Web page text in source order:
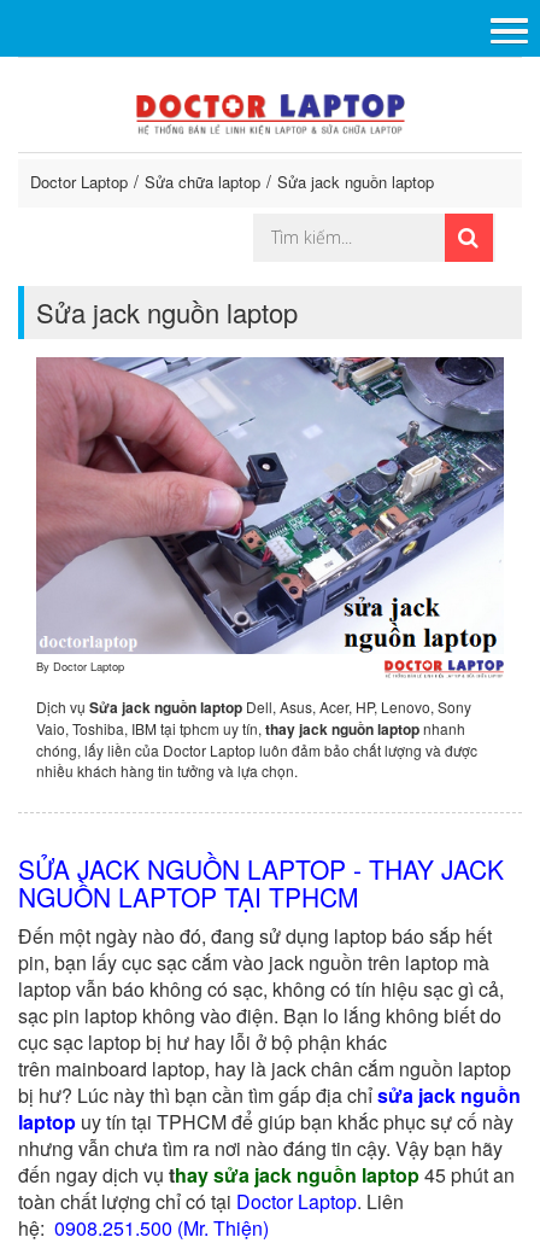
Doctor Laptop Sửa chữa laptop Sửa jack nguồn laptop
Sửa jack nguồn laptop
By Doctor Laptop
Dịch vụ Sửa jack nguồn laptop Dell, Asus, Acer, HP, Lenovo, Sony
Vaio, Toshiba, IBM tại tphcm uy tín, thay jack nguồn laptopnhanh
chóng, lấy liền của Doctor Laptop luôn đảm bảo chất lượng và được
nhiều khách hàng tin tưởng và lựa chọn.
SỬA JACK NGUỒN LAPTOP - THAY JACK
NGUỒN LAPTOP TẠI TPHCM
Đến một ngày nào đó, đang sử dụng laptop báo sắp hết
pin, bạn lấy cục sạc cắm vào jack nguồn trên laptop mà
laptop vẫn báo không có sạc, không có tín hiệu sạc gì cả,
sạc pin laptop không vào điện. Bạn lo lắng không biết do
cục sạc laptop bị hư hay lỗi ở bộ phận khác
trên mainboard laptop, hay là jack chân cắm nguồn laptop
bị hư? Lúc này thì bạn cần tìm gấp địa chỉsửa jack nguồn
laptop uy tín tại TPHCM để giúp bạn khắc phục sự cố này
nhưng vẫn chưa tìm ra nơi nào đáng tin cậy. Vậy bạn hãy
đến ngaydịch vụ thay sửa jack nguồn laptop45 phútan
toàn chất lượng chỉ có tại Doctor Laptop. Liên
hệ: 0908.251.500 (Mr. Thiện)